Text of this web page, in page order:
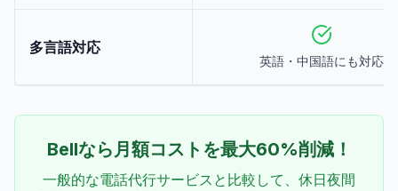
多言語対応
英語・中国語にも対応
Bellなら月額コストを最大60%削減！
一般的な電話代行サービスと比較して、休日夜間